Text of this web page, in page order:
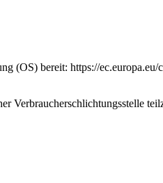
(OS) bereit: https://
Verbraucherschlichtungsstelle